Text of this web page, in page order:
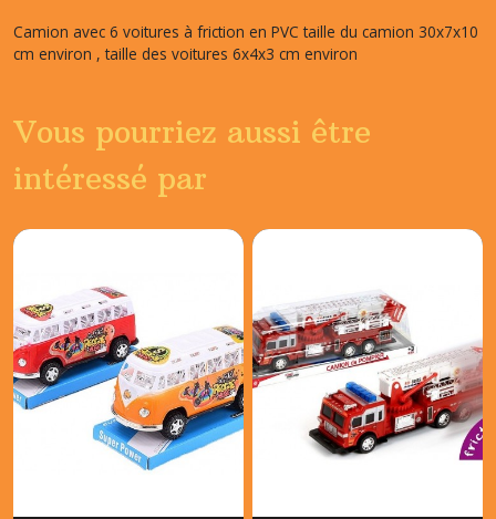
Camion avec 6 voitures à friction en PVC taille du camion 30x7x10
cm environ , taille des voitures 6x4x3 cm environ
Vous pourriez aussi être
intéressé par